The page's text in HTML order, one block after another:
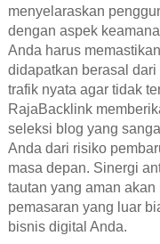
menyelaraskan
dengan aspek
Anda harus
didapatkan berasal
trafik nyata agar tidak
RajaBacklink
seleksi blog yang
Anda dari risiko
masa depan. Sinergi
tautan yang aman
pemasaran yang luar
bisnis digital Anda.